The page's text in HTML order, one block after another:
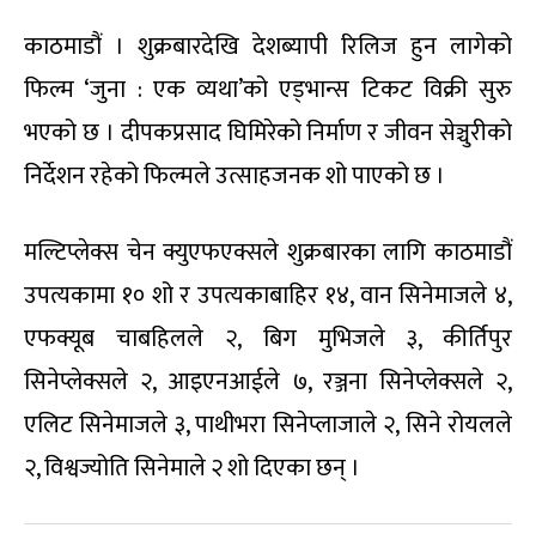
काठमाडौं । शुक्रबारदेखि देशब्यापी रिलिज हुन लागेको
फिल्म ‘जुना : एक व्यथा’को एड्भान्स टिकट विक्री सुरु
भएको छ । दीपकप्रसाद घिमिरेको निर्माण र जीवन सेञ्चुरीको
निर्देशन रहेको फिल्मले उत्साहजनक शो पाएको छ ।
मल्टिप्लेक्स चेन क्युएफएक्सले शुक्रबारका लागि काठमाडौं
उपत्यकामा १० शो र उपत्यकाबाहिर १४, वान सिनेमाजले ४,
एफक्यूब चाबहिलले २, बिग मुभिजले ३, कीर्तिपुर
सिनेप्लेक्सले २, आइएनआईले ७, रञ्जना सिनेप्लेक्सले २,
एलिट सिनेमाजले ३, पाथीभरा सिनेप्लाजाले २, सिने रोयलले
२, विश्वज्योति सिनेमाले २ शो दिएका छन् ।